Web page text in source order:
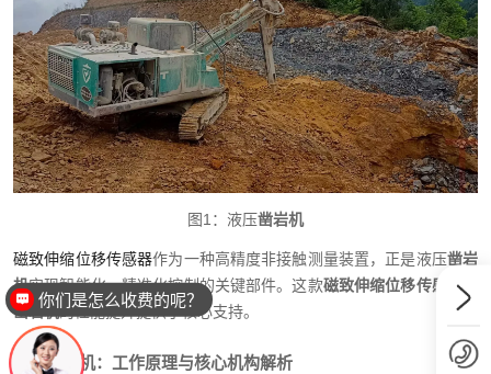
图1：液压凿岩机
磁致伸缩位移传感器作为一种高精度非接触测量装置，正是液压凿岩
机实现智能化、精准化控制的关键部件。这款磁致伸缩位移传感器为
凿岩机的性能提升提供了核心支持。
液压凿岩机：工作原理与核心机构解析
你们是怎么收费的呢？